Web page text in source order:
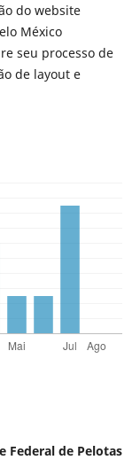
do website
México
seu processo de
de layout e
Federal de Pelotas